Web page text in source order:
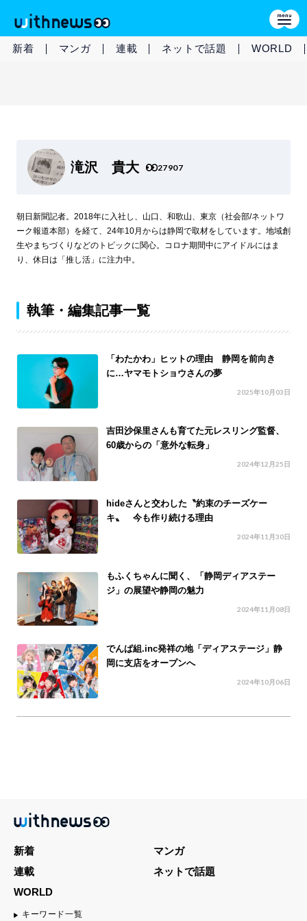
新着 マンガ 連載 ネットで話題 WORLD
滝沢 貴大 27907
朝日新聞記者。2018年に入社し、山口、和歌山、東京（社会部/ネットワ
ーク報道本部）を経て、24年10月からは静岡で取材をしています。地域創
生やまちづくりなどのトピックに関心。コロナ期間中にアイドルにはま
り、休日は「推し活」に注力中。
執筆・編集記事一覧
「わたかわ」ヒットの理由 静岡を前向き
に…ヤマモトショウさんの夢
2025年10月03日
吉田沙保里さんも育てた元レスリング監督、
60歳からの「意外な転身」
2024年12月25日
hideさんと交わした〝約束のチーズケー
キ〟 今も作り続ける理由
2024年11月30日
もふくちゃんに聞く、「静岡ディアステー
ジ」の展望や静岡の魅力
2024年11月08日
でんぱ組.inc発祥の地「ディアステージ」静
岡に支店をオープンへ
2024年10月06日
新着
マンガ
連載
ネットで話題
WORLD
キーワード一覧